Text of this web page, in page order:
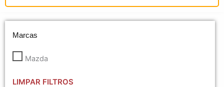
Marcas
Mazda
LIMPAR FILTROS